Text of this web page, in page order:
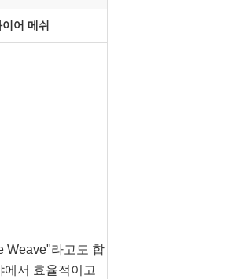
어 메쉬
Weave"라고도 합
에서 효율적이고